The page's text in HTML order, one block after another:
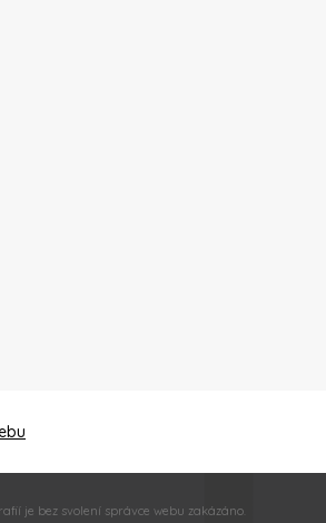
je bez svolení správce webu zakázáno.